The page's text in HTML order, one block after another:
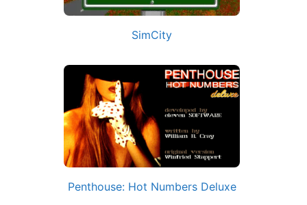
SimCity
Penthouse: Hot Numbers Deluxe